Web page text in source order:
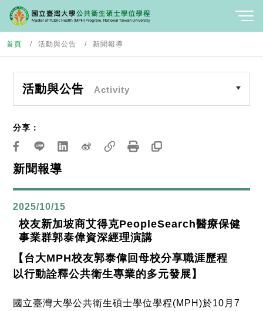
首頁 活動與公告 新聞報導
活動與公告 Activity
新聞報導
分享：
2025/10/15
校友新加坡商艾得克PeopleSearch醫療保健
事業群郭泰偉資深經理演講
【台大MPH校友郭泰偉回母校分享職涯歷程
以行動詮釋公共衛生專業的多元發展】
國立臺灣大學公共衛生碩士學位學程(MPH)於10 月7